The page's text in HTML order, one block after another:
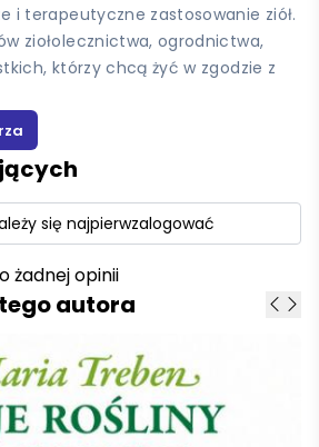
i terapeutyczne zastosowanie ziół.
ziołolecznictwa, ogrodnictwa,
którzy chcą żyć w zgodzie z
się najpierwzalogować
żadnej opinii
autora